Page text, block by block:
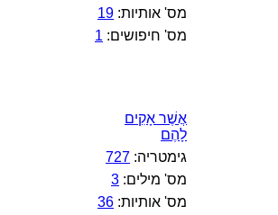
מס' אותיות: 19
מס' חיפושים: 1
אֲשֶׁר אָקִים
לָהֶם
גימטריה: 727
מס' מילים: 3
מס' אותיות: 36